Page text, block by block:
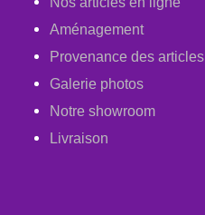
Aménagement
Provenance des articles
Galerie photos
Notre showroom
Livraison